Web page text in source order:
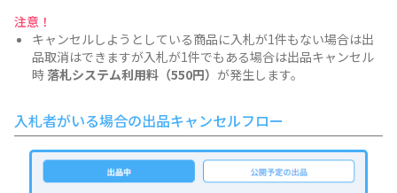
注意！
キャンセルしようとしている商品に入札が1件もない場合は出
品取消はできますが入札が1件でもある場合は出品キャンセル
時 落札システム利用料（550円） が発生します。
入札者がいる場合の出品キャンセルフロー